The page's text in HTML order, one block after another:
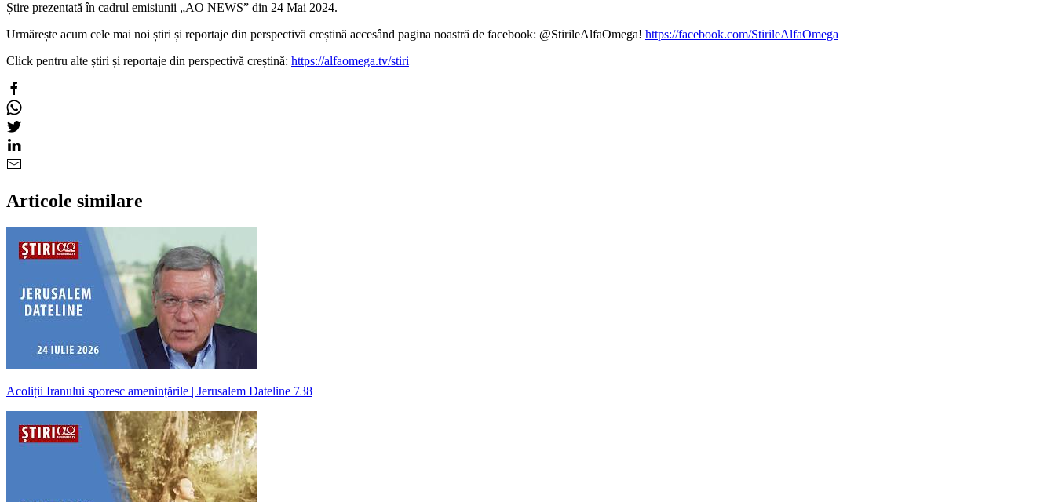
Știre prezentată în cadrul emisiunii „AO NEWS” din 24 Mai 2024.
Urmărește acum cele mai noi știri și reportaje din perspectivă creștină accesând pagina noastră de facebook: @StirileAlfaOmega! https://facebook.com/StirileAlfaOmega
Click pentru alte știri și reportaje din perspectivă creștină: https://alfaomega.tv/stiri
Articole similare
Acoliții Iranului sporesc amenințările | Jerusalem Dateline 738